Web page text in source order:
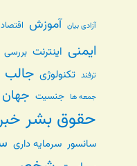
آزادی بیان آموزش اقتصاد
ایمنی اینترنت بررسی
ترفند تکنولوژی جالب
جمعه ها جنسیت جهان
حقوق بشر
سانسور سرمایه داری